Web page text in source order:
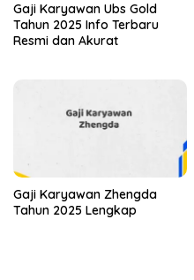
Gaji Karyawan Ubs Gold
Tahun 2025 Info Terbaru
Resmi dan Akurat
Gaji Karyawan Zhengda
Tahun 2025 Lengkap